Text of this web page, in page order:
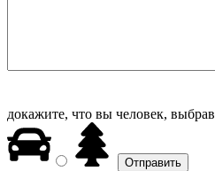
докажите, что вы человек, выбрав